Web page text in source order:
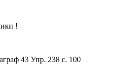
!
43 Упр. 238 с. 100